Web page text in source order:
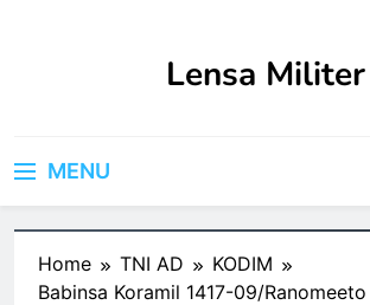
Lensa Militer
MENU
Home TNI AD
KODIM
Babinsa Koramil 1417-09/